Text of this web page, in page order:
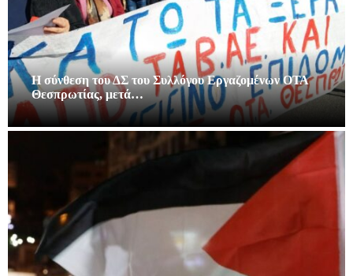
Η σύνθεση του ΔΣ του Συλλόγου Εργαζομένων ΟΤΑ
Θεσπρωτίας, μετά…